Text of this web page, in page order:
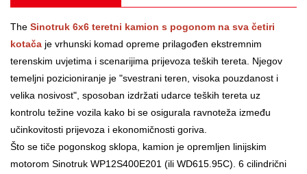
The Sinotruk 6x6 teretni kamion s pogonom na sva četiri
kotača je vrhunski komad opreme prilagođen ekstremnim
terenskim uvjetima i scenarijima prijevoza teških tereta. Njegov
temeljni pozicioniranje je "svestrani teren, visoka pouzdanost i
velika nosivost", sposoban izdržati udarce teških tereta uz
kontrolu težine vozila kako bi se osigurala ravnoteža između
učinkovitosti prijevoza i ekonomičnosti goriva.
Što se tiče pogonskog sklopa, kamion je opremljen linijskim
motorom Sinotruk WP12S400E201 (ili WD615.95C). 6 cilindrični